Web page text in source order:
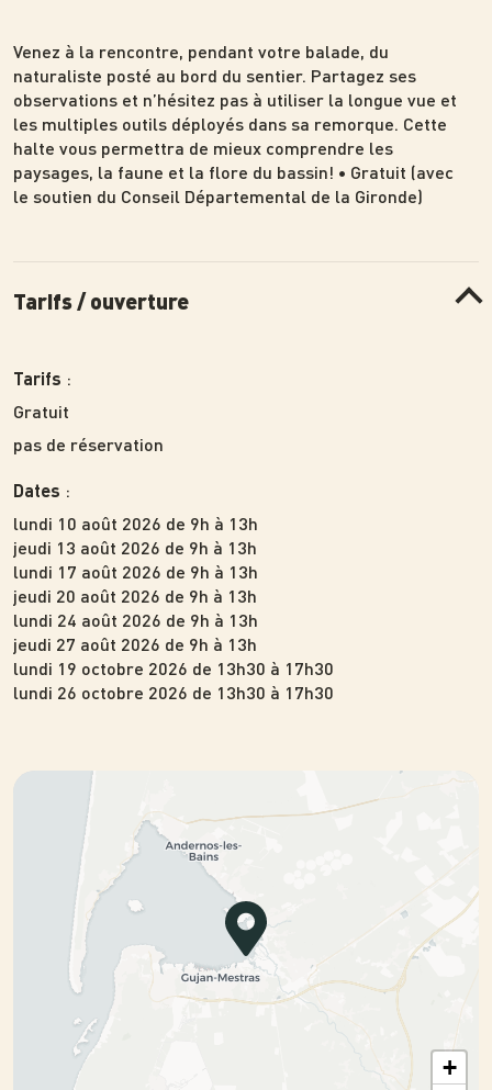
Venez à la rencontre, pendant votre balade, du
naturaliste posté au bord du sentier. Partagez ses
observations et n’hésitez pas à utiliser la longue vue et
les multiples outils déployés dans sa remorque. Cette
halte vous permettra de mieux comprendre les
paysages, la faune et la flore du bassin! • Gratuit (avec
le soutien du Conseil Départemental de la Gironde)
Tarifs / ouverture
Tarifs :
Gratuit
pas de réservation
Dates :
lundi 10 août 2026 de 9h à 13h
jeudi 13 août 2026 de 9h à 13h
lundi 17 août 2026 de 9h à 13h
jeudi 20 août 2026 de 9h à 13h
lundi 24 août 2026 de 9h à 13h
jeudi 27 août 2026 de 9h à 13h
lundi 19 octobre 2026 de 13h30 à 17h30
lundi 26 octobre 2026 de 13h30 à 17h30
+